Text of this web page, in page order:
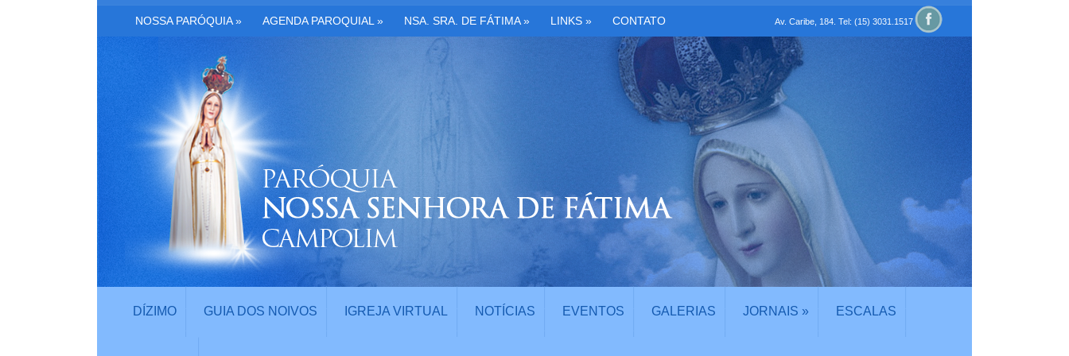
NOSSA PARÓQUIA» AGENDA PAROQUIAL » NSA. SRA. DE FÁTIMA» LINKS » CONTATO Av. Caribe, 184. Tel: (15) 3031.1517
DÍZIMO GUIA DOS NOIVOS IGREJA VIRTUAL NOTÍCIAS EVENTOS GALERIAS JORNAIS » ESCALAS